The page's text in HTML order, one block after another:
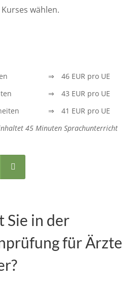
wählen.
⇒
46 EUR pro UE
⇒
43 EUR pro UE
⇒
41 EUR pro UE
45 Minuten Sprachunterricht
Sie in der
für Ärzte